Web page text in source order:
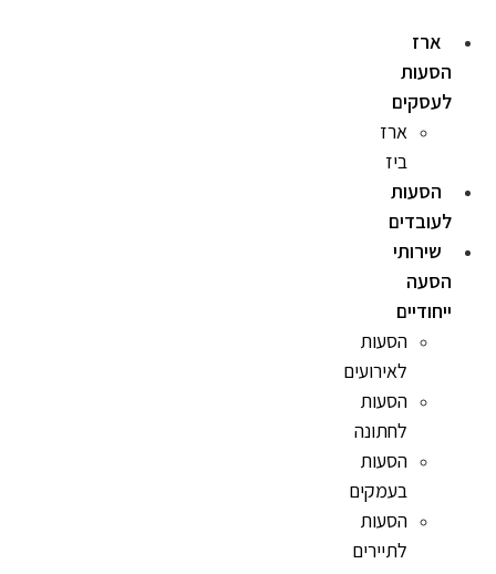
ארז
הסעות
לעסקים
ארז
ביז
הסעות
לעובדים
שירותי
הסעה
ייחודיים
הסעות
לאירועים
הסעות
לחתונה
הסעות
בעמקים
הסעות
לתיירים